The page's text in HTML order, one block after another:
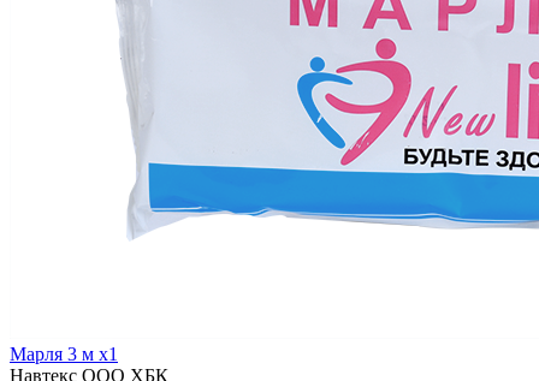
Марля 3 м x1
Навтекс ООО ХБК